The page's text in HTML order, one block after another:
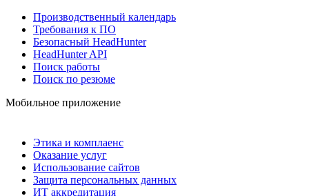
Производственный календарь
Требования к ПО
Безопасный HeadHunter
HeadHunter API
Поиск работы
Поиск по резюме
Мобильное приложение
Этика и комплаенс
Оказание услуг
Использование сайтов
Защита персональных данных
ИТ аккредитация